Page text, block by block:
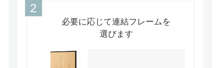
必要に応じて連結フレームを
選びます